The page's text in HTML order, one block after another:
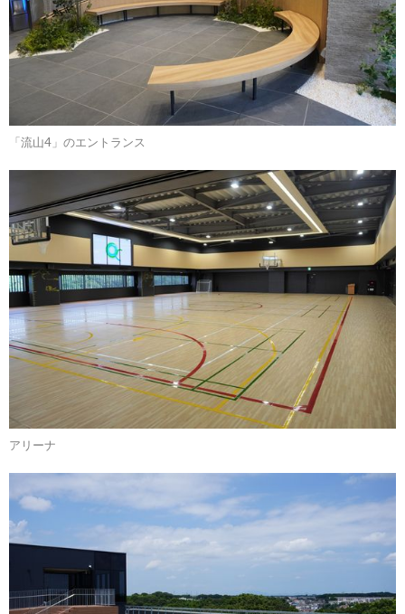
「流山4」のエントランス
アリーナ